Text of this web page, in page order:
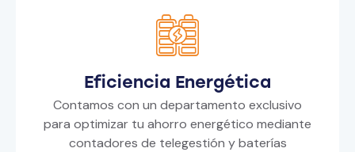
Eficiencia Energética
Contamos con un departamento exclusivo
para optimizar tu ahorro energético mediante
contadores de telegestión y baterías